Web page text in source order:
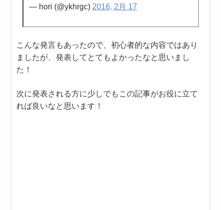
— hori (@ykhrgc) 2016, 2月 17
こんな発言もあったので、初心者的な内容ではあり
ましたが、発表してとてもよかったなと思いまし
た！
次に発表される方に少しでもこの記事がお役に立て
れば良いなと思います！